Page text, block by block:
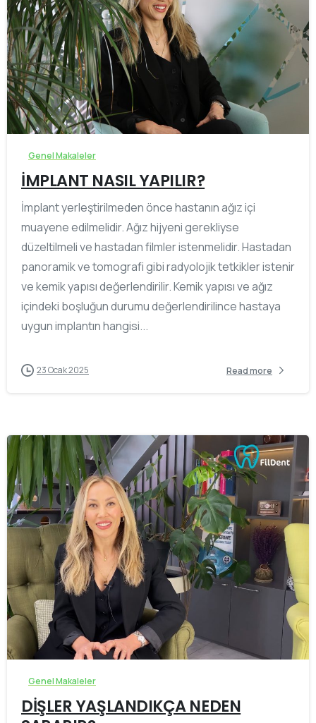
Genel Makaleler
İMPLANT NASIL YAPILIR?
İmplant yerleştirilmeden önce hastanın ağız içi
muayene edilmelidir. Ağız hijyeni gerekliyse
düzeltilmeli ve hastadan filmler istenmelidir. Hastadan
panoramik ve tomografi gibi radyolojik tetkikler istenir
ve kemik yapısı değerlendirilir. Kemik yapısı ve ağız
içindeki boşluğun durumu değerlendirilince hastaya
uygun implantın hangisi...
23 Ocak 2025 Read more
-
Genel Makaleler
DİŞLER YAŞLANDIKÇA NEDEN